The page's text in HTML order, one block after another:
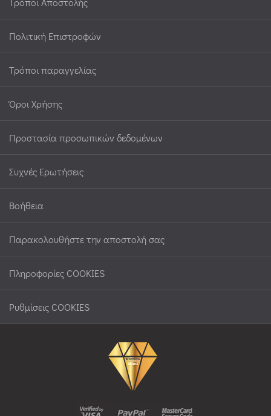
Πολιτική Επιστροφών
Τρόποι παραγγελίας
Όροι Χρήσης
Προστασία προσωπικών δεδομένων
Συχνές Ερωτήσεις
Βοήθεια
Παρακολουθήστε την αποστολή σας
Πληροφορίες COOKIES
Ρυθμίσεις COOKIES